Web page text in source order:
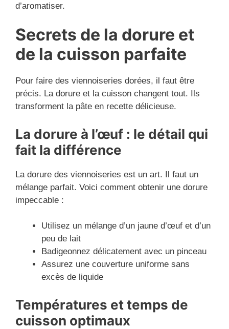
d’aromatiser.
Secrets de la dorure et
de la cuisson parfaite
Pour faire des viennoiseries dorées, il faut être
précis. La dorure et la cuisson changent tout. Ils
transforment la pâte en recette délicieuse.
La dorure à l’œuf : le détail qui
fait la différence
La dorure des viennoiseries est un art. Il faut un
mélange parfait. Voici comment obtenir une dorure
impeccable :
Utilisez un mélange d’un jaune d’œuf et d’un
peu de lait
Badigeonnez délicatement avec un pinceau
Assurez une couverture uniforme sans
excès de liquide
Températures et temps de
cuisson optimaux